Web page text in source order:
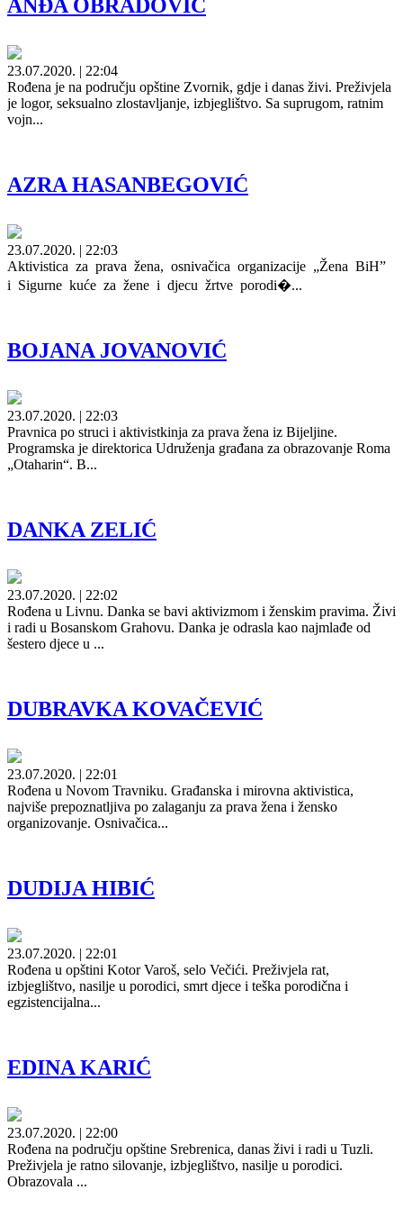
ANĐA OBRADOVIĆ
23.07.2020. | 22:04
Rođena je na području opštine Zvornik, gdje i danas živi. Preživjela
je logor, seksualno zlostavljanje, izbjeglištvo. Sa suprugom, ratnim
vojn...
AZRA HASANBEGOVIĆ
23.07.2020. | 22:03
Aktivistica za prava žena, osnivačica organizacije „Žena BiH”
i Sigurne kuće za žene i djecu žrtve porodi�...
BOJANA JOVANOVIĆ
23.07.2020. | 22:03
Pravnica po struci i aktivistkinja za prava žena iz Bijeljine.
Programska je direktorica Udruženja građana za obrazovanje Roma
„Otaharin“. B...
DANKA ZELIĆ
23.07.2020. | 22:02
Rođena u Livnu. Danka se bavi aktivizmom i ženskim pravima. Živi
i radi u Bosanskom Grahovu. Danka je odrasla kao najmlađe od
šestero djece u ...
DUBRAVKA KOVAČEVIĆ
23.07.2020. | 22:01
Rođena u Novom Travniku. Građanska i mirovna aktivistica,
najviše prepoznatljiva po zalaganju za prava žena i žensko
organizovanje. Osnivačica...
DUDIJA HIBIĆ
23.07.2020. | 22:01
Rođena u opštini Kotor Varoš, selo Večići. Preživjela rat,
izbjeglištvo, nasilje u porodici, smrt djece i teška porodična i
egzistencijalna...
EDINA KARIĆ
23.07.2020. | 22:00
Rođena na području opštine Srebrenica, danas živi i radi u Tuzli.
Preživjela je ratno silovanje, izbjeglištvo, nasilje u porodici.
Obrazovala ...